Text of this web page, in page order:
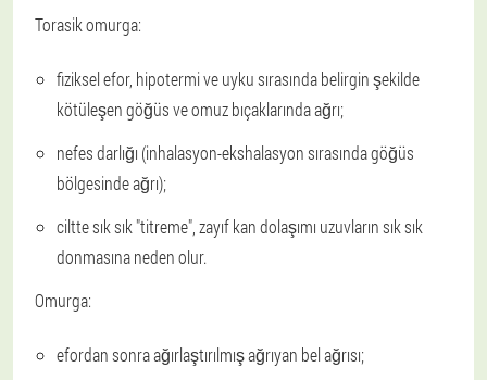
Torasik omurga:
fiziksel efor, hipotermi ve uyku sırasında belirgin şekilde
kötüleşen göğüs ve omuz bıçaklarında ağrı;
nefes darlığı (inhalasyon-ekshalasyon sırasında göğüs
bölgesinde ağrı);
ciltte sık sık "titreme", zayıf kan dolaşımı uzuvların sık sık
donmasına neden olur.
Omurga:
efordan sonra ağırlaştırılmış ağrıyan bel ağrısı;